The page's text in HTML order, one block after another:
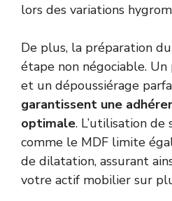
lors des variations
De plus, la préparation
étape non négociable.
et un dépoussiérage
garantissent une
optimale. L’utilisation
comme le MDF limite
de dilatation, assurant
votre actif mobilier sur